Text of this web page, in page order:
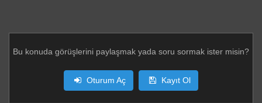
Bu konuda görüşlerini paylaşmak yada soru sormak ister misin?
Oturum Aç Kayıt Ol